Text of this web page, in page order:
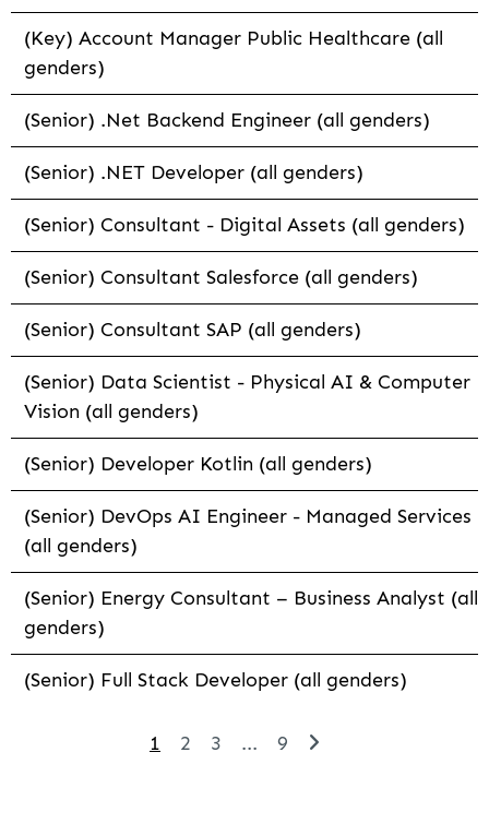
(Key) Account Manager Public Healthcare (all
genders)
(Senior) .Net Backend Engineer (all genders)
(Senior) .NET Developer (all genders)
(Senior) Consultant - Digital Assets (all genders)
(Senior) Consultant Salesforce (all genders)
(Senior) Consultant SAP (all genders)
(Senior) Data Scientist - Physical AI & Computer
Vision (all genders)
(Senior) Developer Kotlin (all genders)
(Senior) DevOps AI Engineer - Managed Services
(all genders)
(Senior) Energy Consultant – Business Analyst (all
genders)
(Senior) Full Stack Developer (all genders)
1 2 3 ... 9